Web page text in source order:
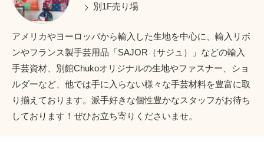
別1F売り場
アメリカやヨーロッパから輸入した生地を中心に、輸入リボ
ンやフランス製手芸用品「SAJOR（サジュ）」などの輸入
手芸資材、別館Chukoオリジナルの生地やファスナー、ショ
ルダーなど、他では手に入らない様々な手芸材料を豊富に取
り揃えております。派手好きな個性豊かなスタッフがお待ち
しております！ぜひお立ち寄りくださいませ。